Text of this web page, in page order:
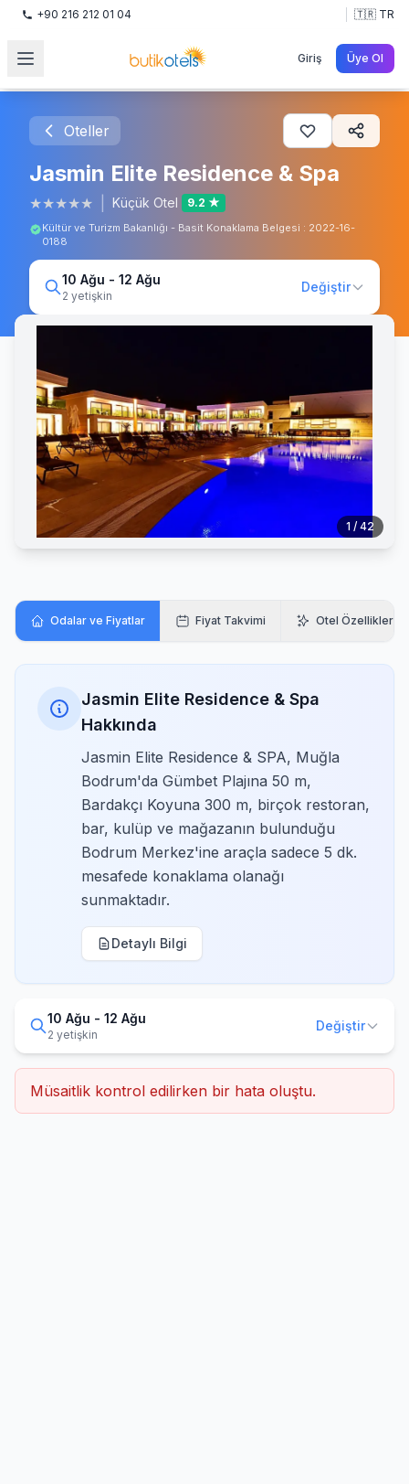
+90 216 212 01 04 🇹🇷 TR
Giriş Üye Ol
Oteller
Jasmin Elite Residence & Spa
★★★★★ Küçük Otel 9.2 ★
Kültür ve Turizm Bakanlığı - Basit Konaklama Belgesi : 2022-16-
0188
10 Ağu - 12 Ağu
2 yetişkin
Değiştir
1 / 42
Odalar ve Fiyatlar Fiyat Takvimi Otel Özellikleri
Jasmin Elite Residence & Spa
Hakkında
Jasmin Elite Residence & SPA, Muğla
Bodrum'da Gümbet Plajına 50 m,
Bardakçı Koyuna 300 m, birçok restoran,
bar, kulüp ve mağazanın bulunduğu
Bodrum Merkez'ine araçla sadece 5 dk.
mesafede konaklama olanağı
sunmaktadır.
Detaylı Bilgi
10 Ağu - 12 Ağu
2 yetişkin
Değiştir
Müsaitlik kontrol edilirken bir hata oluştu.